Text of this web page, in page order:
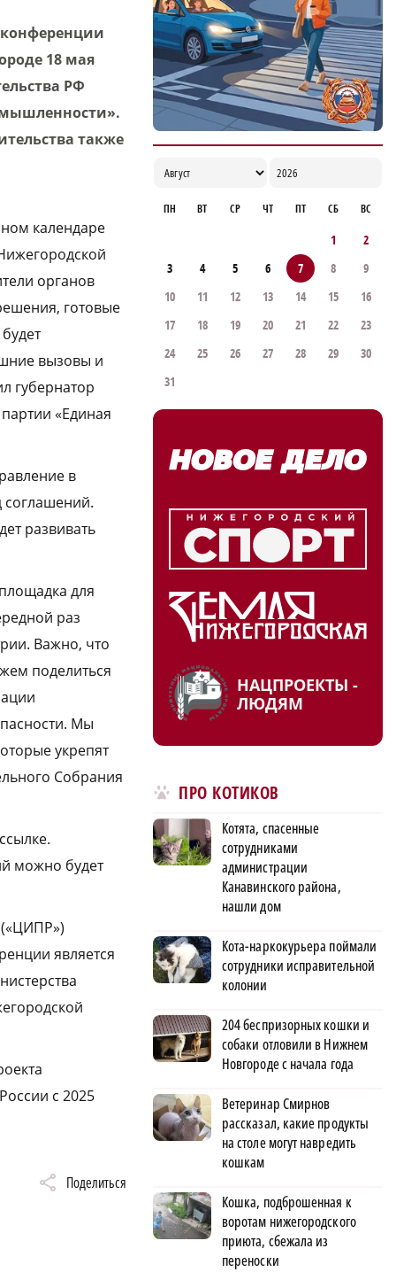
18 мая
РФ
также
календаре
органов
готовые
вызовы и
губернатор
«Единая
в
соглашений.
развивать
для
раз
Важно, что
поделиться
Мы
укрепят
Собрания
можно будет
является
с 2025
Поделиться
Каждый 2‑й кв.м жилья строится при
участии Волго-Вятского банка Сбербанка
11:42
ПН ВТ СР ЧТ ПТ СБ ВС
1
2
3
4 5 6 7 8
9
10
11 12 13 14 15
16
17
18 19 20 21 22
23
24
25 26 27 28 29
30
31
НАЦПРОЕКТЫ -
ЛЮДЯМ
ПРО КОТИКОВ
Котята, спасенные
сотрудниками
администрации
Канавинского района,
нашли дом
Кота-наркокурьера поймали
сотрудники исправительной
колонии
204 беспризорных кошки и
собаки отловили в Нижнем
Новгороде с начала года
Ветеринар Смирнов
рассказал, какие продукты
на столе могут навредить
кошкам
Кошка, подброшенная к
воротам нижегородского
приюта, сбежала из
переноски